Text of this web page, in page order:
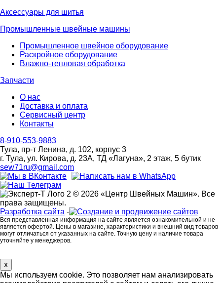
Аксессуары для шитья
Промышленные швейные машины
Промышленное швейное оборудование
Раскройное оборудование
Влажно-тепловая обработка
Запчасти
О нас
Доставка и оплата
Сервисный центр
Контакты
8-910-553-9883
Тула, пр-т Ленина, д. 102, корпус 3
г. Тула, ул. Кирова, д. 23А, ТД «Лагуна», 2 этаж, 5 бутик
sew71ru@gmail.com
© 2026 «Центр Швейных Машин». Все
права защищены.
Разработка сайта -
Вся представленная информация на сайте является ознакомительной и не
является офертой. Цены в магазине, характеристики и внешний вид товаров
могут отличаться от указанных на сайте. Точную цену и наличие товара
уточняйте у менеджеров.
x
Мы используем cookie. Это позволяет нам анализировать